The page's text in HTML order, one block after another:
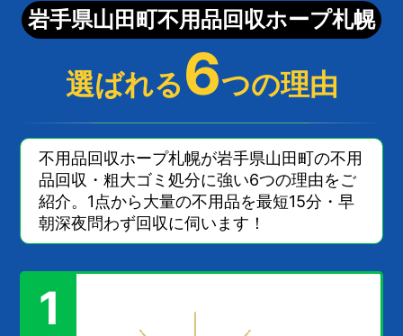
岩手県山田町不用品回収ホープ札幌
選ばれる6つの理由
不用品回収ホープ札幌が岩手県山田町の不用
品回収・粗大ゴミ処分に強い6つの理由をご
紹介。1点から大量の不用品を最短15分・早
朝深夜問わず回収に伺います！
1